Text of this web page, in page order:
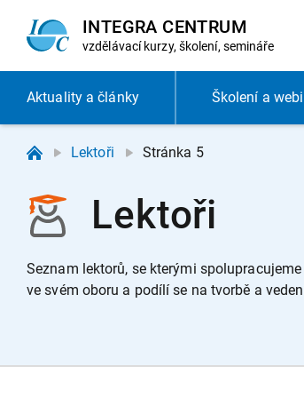
INTEGRA CENTRUM
vzdělávací kurzy, školení, semináře
Aktualitya články Školení a
Lektoři Stránka 5
Lektoři
Seznam lektorů, se kterými
ve svém oboru a podílí se na tvorbě a